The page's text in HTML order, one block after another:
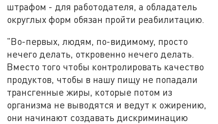
штрафом - для работодателя, а обладатель
округлых форм обязан пройти реабилитацию.
"Во-первых, людям, по-видимому, просто
нечего делать, откровенно нечего делать.
Вместо того чтобы контролировать качество
продуктов, чтобы в нашу пищу не попадали
трансгенные жиры, которые потом из
организма не выводятся и ведут к ожирению,
они начинают создавать дискриминацию